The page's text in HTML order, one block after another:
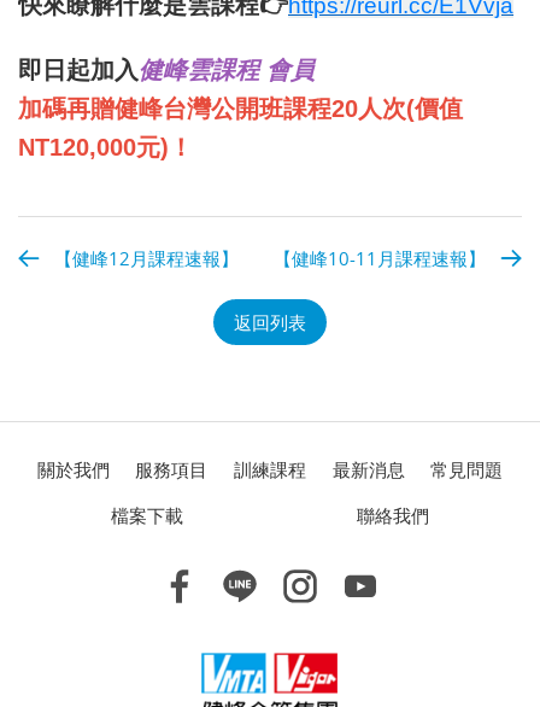
https://reurl.cc/E1Vvja
即日起加入健峰雲課程 會員
加碼再贈健峰台灣公開班課程20人次(價值
NT120,000元) ！
【健峰12月課程速報】 【健峰10-11月課程速報】
返回列表
關於我們 服務項目 訓練課程 最新消息
常見問題
檔案下載
聯絡我們